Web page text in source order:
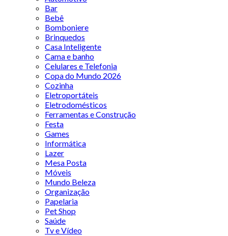
Bar
Bebê
Bomboniere
Brinquedos
Casa Inteligente
Cama e banho
Celulares e Telefonia
Copa do Mundo 2026
Cozinha
Eletroportáteis
Eletrodomésticos
Ferramentas e Construção
Festa
Games
Informática
Lazer
Mesa Posta
Móveis
Mundo Beleza
Organização
Papelaria
Pet Shop
Saúde
Tv e Vídeo